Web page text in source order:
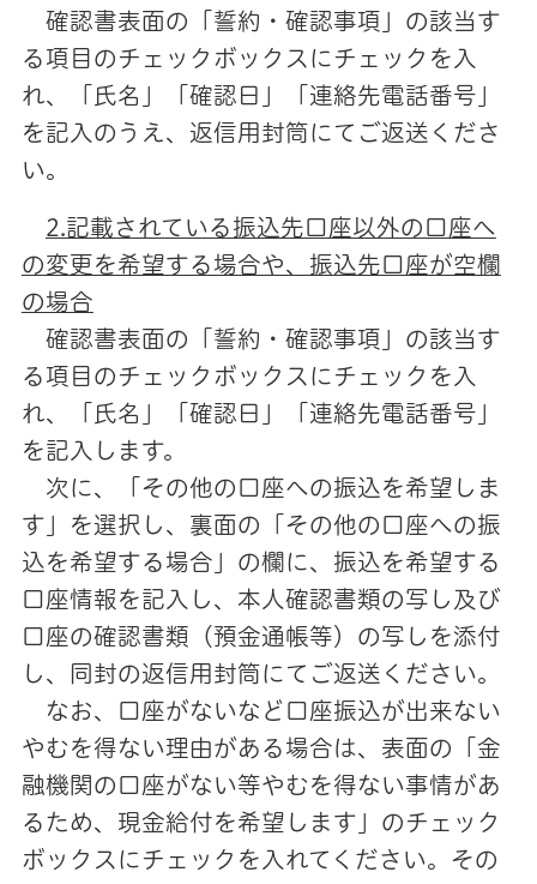
確認書表面の「誓約・確認事項」の該当す
る項目のチェックボックスにチェックを入
れ、「氏名」「確認日」「連絡先電話番号」
を記入のうえ、返信用封筒にてご返送くださ
い。
2.記載されている振込先口座以外の口座へ
の変更を希望する場合や、振込先口座が空欄
の場合
確認書表面の「誓約・確認事項」の該当す
る項目のチェックボックスにチェックを入
れ、「氏名」「確認日」「連絡先電話番号」
を記入します。
次に、「その他の口座への振込を希望しま
す」を選択し、裏面の「その他の口座への振
込を希望する場合」の欄に、振込を希望する
口座情報を記入し、本人確認書類の写し及び
口座の確認書類（預金通帳等）の写しを添付
し、同封の返信用封筒にてご返送ください。
なお、口座がないなど口座振込が出来ない
やむを得ない理由がある場合は、表面の「金
融機関の口座がない等やむを得ない事情があ
るため、現金給付を希望します」のチェック
ボックスにチェックを入れてください。その